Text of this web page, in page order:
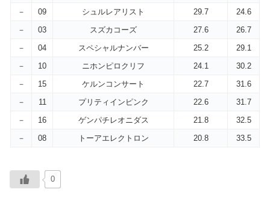
－
09 シュルレアリスト 29.7
24.6
－
03 スズカコーズ 27.6
26.7
－
04 スペシャルナンバー 25.2
29.1
－
10 ニホンピロクリフ 24.1
30.2
－
15 ケルンコンサート 22.7
31.6
－
11 プリティインピンク 22.6
31.7
－
16 ゲンパチレオニダス 21.8
32.5
－
08 トーアエレクトロン 20.8 33.5
0